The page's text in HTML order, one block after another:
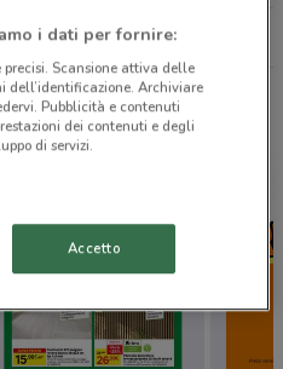
Tutti i negozi Edil Kamin
i dati per fornire:
Scansione attiva delle
dell’identificazione. Archiviare
Pubblicità e contenuti
dei contenuti e degli
di servizi.
Accetto